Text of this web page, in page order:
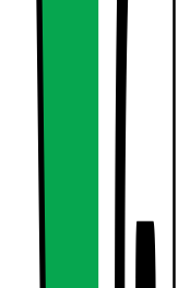
tynd loftsplade
aluminium Armaturet
accent dit hjem
mm